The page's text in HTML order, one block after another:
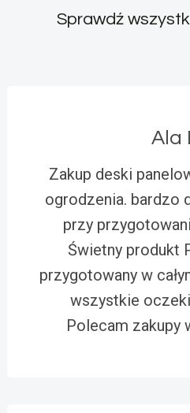
Sprawdź
Ala
Zakup deski
ogrodzenia. bardzo
przy
Świetny produkt
przygotowany w
wszystkie
Polecam zakupy